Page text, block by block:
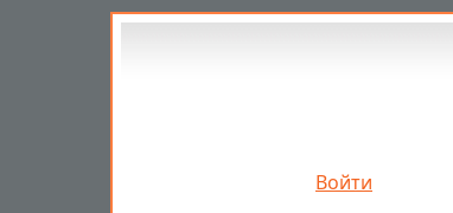
Перейти к основному содержанию
Войти